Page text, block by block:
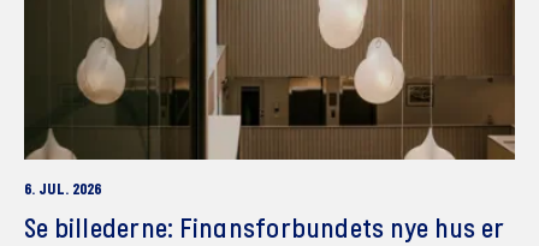
6. JUL. 2026
Se billederne: Finansforbundets nye hus er